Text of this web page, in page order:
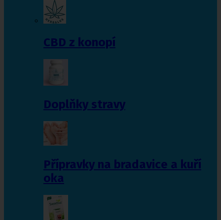
CBD z konopí
Doplňky stravy
Přípravky na bradavice a kuří
oka